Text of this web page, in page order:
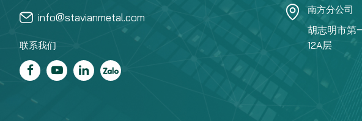
info@stavianmetal.com
联系我们
南方分公司
胡志明市第
12A层